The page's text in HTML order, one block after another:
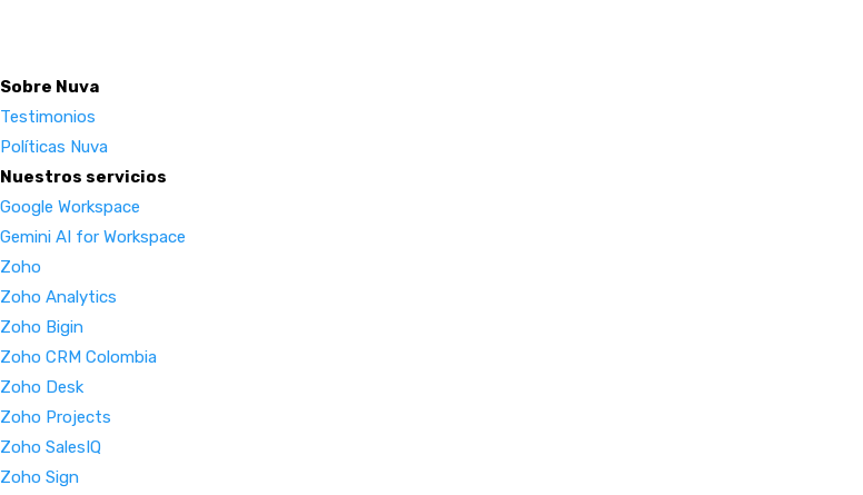
Sobre Nuva
Testimonios
Políticas Nuva
Nuestros servicios
Google Workspace
Gemini AI for Workspace
Zoho
Zoho Analytics
Zoho Bigin
Zoho CRM Colombia
Zoho Desk
Zoho Projects
Zoho SalesIQ
Zoho Sign